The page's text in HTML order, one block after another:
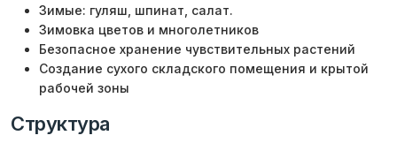
Зимые: гуляш, шпинат, салат.
Зимовка цветов и многолетников
Безопасное хранение чувствительных растений
Создание сухого складского помещения и крытой
рабочей зоны
Структура